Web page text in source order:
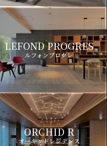
LEFOND PROGRES
ルフォンプログレ
ORCHID R
オーキッドレジデンス